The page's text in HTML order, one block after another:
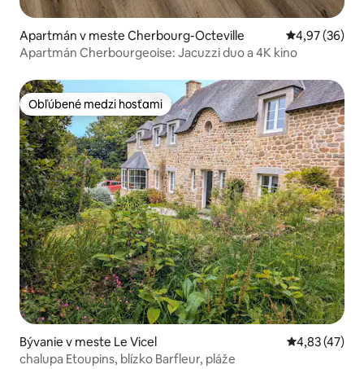
Apartmán v meste Cherbourg-Octeville Priemerné
4,97 (36)
Apartmán Cherbourgeoise: Jacuzzi duo a 4K kino
Obľúbené medzi hosťami
Obľúbené medzi hosťami
Bývanie v meste Le Vicel Priemerné
4,83 (47)
chalupa Etoupins, blízko Barfleur, pláže